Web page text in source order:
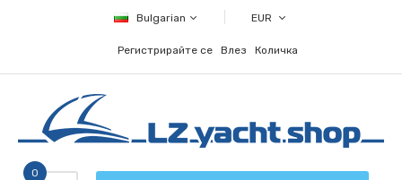
Bulgarian EUR
Регистрирайте се Влез Количка
0